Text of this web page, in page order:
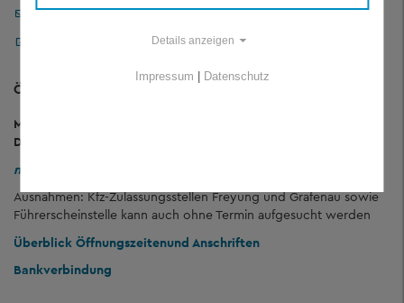
Pressestelle
Sicheres Kontaktformular
ÖFFNUNGSZEITEN
Montag bis Freitag:
Donnerstag:
nur nach telefonischer Vereinbarung!
Ausnahmen: Kfz-Zulassungsstellen Freyung und Grafenau sowie
Führerscheinstelle kann auch ohne Termin aufgesucht werden
Überblick Öffnungszeitenund Anschriften
Bankverbindung
Details anzeigen
Impressum | Datenschutz